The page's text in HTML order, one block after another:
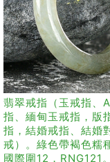
翡翠戒指（玉戒指、
指、緬甸玉戒指，版
指，結婚戒指、結婚
戒）。綠色帶褐色糯
國際圍12，RNG121